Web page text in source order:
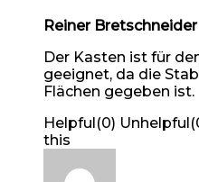
Reiner Bretschneider
Der Kasten ist für
geeignet, da die
Flächen gegeben ist.
Helpful(0) Unhelpful(
this